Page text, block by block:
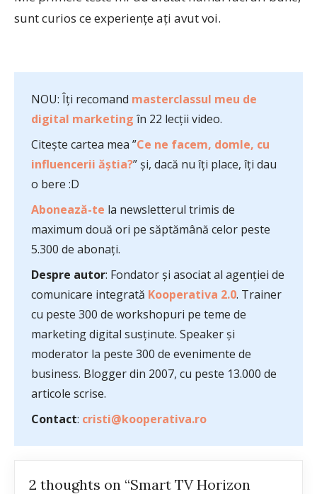
sunt curios ce experiențe ați avut voi.
NOU: Îți recomand masterclassul meu de
digital marketing în 22 lecții video.
Citește cartea mea ”Ce ne facem, domle, cu
influencerii ăștia?” și, dacă nu îți place, îți dau
o bere :D
Abonează-te la newsletterul trimis de
maximum două ori pe săptămână celor peste
5.300 de abonați.
Despre autor: Fondator și asociat al agenției de
comunicare integrată Kooperativa 2.0. Trainer
cu peste 300 de workshopuri pe teme de
marketing digital susținute. Speaker și
moderator la peste 300 de evenimente de
business. Blogger din 2007, cu peste 13.000 de
articole scrise.
Contact: cristi@kooperativa.ro
2 thoughts on “Smart TV Horizon